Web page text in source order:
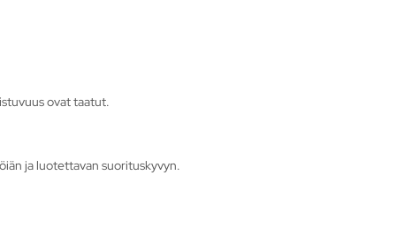
ovat taatut.
ja luotettavan suorituskyvyn.